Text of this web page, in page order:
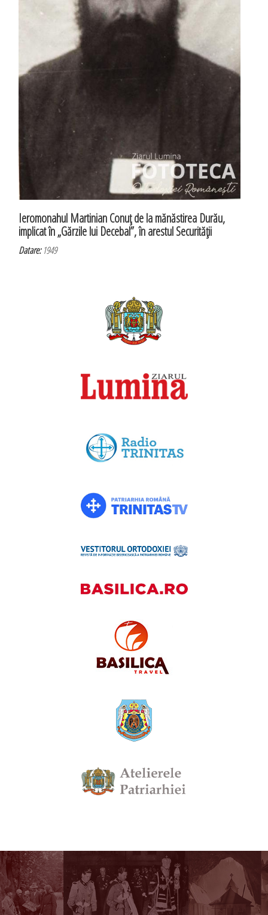
Ieromonahul Martinian Conuţ de la mănăstirea Durău,
implicat în „Gărzile lui Decebal”, în arestul Securităţii
Datare:1949